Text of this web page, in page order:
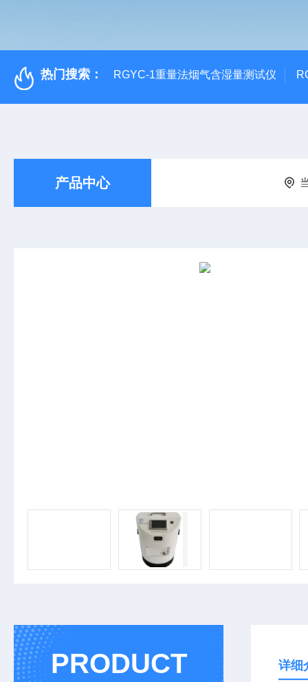
热门搜索： RGYC-1重量法烟气含湿量测试仪
产品中心
PRODUCT 详细